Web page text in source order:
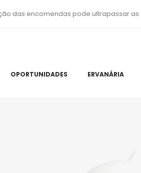
das encomendas pode ultrapassar as
OPORTUNIDADES ERVANÁRIA